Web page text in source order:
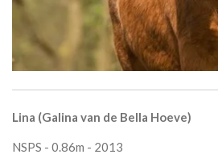
Lina (Galina van de Bella Hoeve)
NSPS - 0.86m - 2013